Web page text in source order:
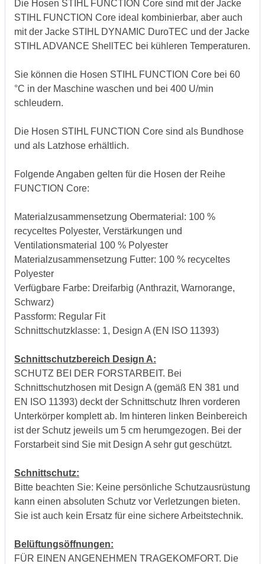
Die Hosen STIHL FUNCTION Core sind mit der Jacke
STIHL FUNCTION Core ideal kombinierbar, aber auch
mit der Jacke STIHL DYNAMIC DuroTEC und der Jacke
STIHL ADVANCE ShellTEC bei kühleren Temperaturen.
Sie können die Hosen STIHL FUNCTION Core bei 60
°C in der Maschine waschen und bei 400 U/min
schleudern.
Die Hosen STIHL FUNCTION Core sind als Bundhose
und als Latzhose erhältlich.
Folgende Angaben gelten für die Hosen der Reihe
FUNCTION Core:
Materialzusammensetzung Obermaterial: 100 %
recyceltes Polyester, Verstärkungen und
Ventilationsmaterial 100 % Polyester
Materialzusammensetzung Futter: 100 % recyceltes
Polyester
Verfügbare Farbe: Dreifarbig (Anthrazit, Warnorange,
Schwarz)
Passform: Regular Fit
Schnittschutzklasse: 1, Design A (EN ISO 11393)
Schnittschutzbereich Design A:
SCHUTZ BEI DER FORSTARBEIT. Bei
Schnittschutzhosen mit Design A (gemäß EN 381 und
EN ISO 11393) deckt der Schnittschutz Ihren vorderen
Unterkörper komplett ab. Im hinteren linken Beinbereich
ist der Schutz jeweils um 5 cm herumgezogen. Bei der
Forstarbeit sind Sie mit Design A sehr gut geschützt.
Schnittschutz:
Bitte beachten Sie: Keine persönliche Schutzausrüstung
kann einen absoluten Schutz vor Verletzungen bieten.
Sie ist auch kein Ersatz für eine sichere Arbeitstechnik.
Belüftungsöffnungen:
FÜR EINEN ANGENEHMEN TRAGEKOMFORT. Die